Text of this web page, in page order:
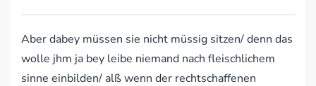
Aber dabey müssen sie nicht müssig sitzen/ denn das
wolle jhm ja bey leibe niemand nach fleischlichem
sinne einbilden/ alß wenn der rechtschaffenen